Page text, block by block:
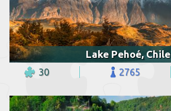
Lake Pehoé, Chile
30 2765